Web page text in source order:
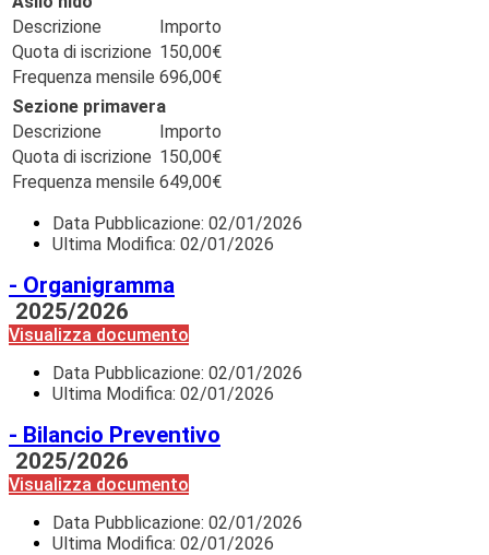
Descrizione
Importo
Quota di iscrizione 150,00€
Frequenza mensile 696,00€
Sezione primavera
Descrizione
Importo
Quota di iscrizione 150,00€
Frequenza mensile 649,00€
Data Pubblicazione: 02/01/2026
Ultima Modifica: 02/01/2026
- Organigramma
2025/2026
Visualizza documento
Data Pubblicazione: 02/01/2026
Ultima Modifica: 02/01/2026
- Bilancio Preventivo
2025/2026
Visualizza documento
Data Pubblicazione: 02/01/2026
Ultima Modifica: 02/01/2026